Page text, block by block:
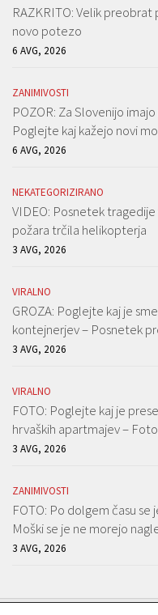
RAZKRITO: Velik
novo potezo
6 AVG, 2026
ZANIMIVOSTI
POZOR: Za Slovenijo
Poglejte kaj kažejo novi
6 AVG, 2026
NEKATEGORIZIRANO
VIDEO: Posnetek
požara trčila helikopterja
3 AVG, 2026
VIRALNO
GROZA: Poglejte kaj je
kontejnerjev – Posnetek
3 AVG, 2026
VIRALNO
FOTO: Poglejte kaj je
hrvaških apartmajev –
3 AVG, 2026
ZANIMIVOSTI
FOTO: Po dolgem času se
Moški se je ne morejo
3 AVG, 2026